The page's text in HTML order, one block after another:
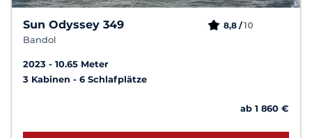
Sun Odyssey 349
Bandol
8,8 /10
2023
10.65 Meter
3 Kabinen
6 Schlafplätze
ab 1 860 €